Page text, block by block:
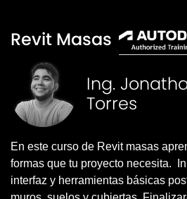
Revit Masas
Ing.
Torres
En este curso de Revit masas
formas que tu proyecto necesita.
interfaz y herramientas básicas